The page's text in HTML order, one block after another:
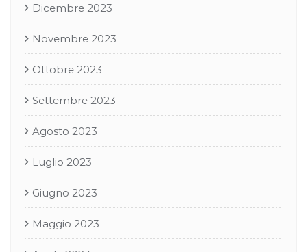
Dicembre 2023
Novembre 2023
Ottobre 2023
Settembre 2023
Agosto 2023
Luglio 2023
Giugno 2023
Maggio 2023